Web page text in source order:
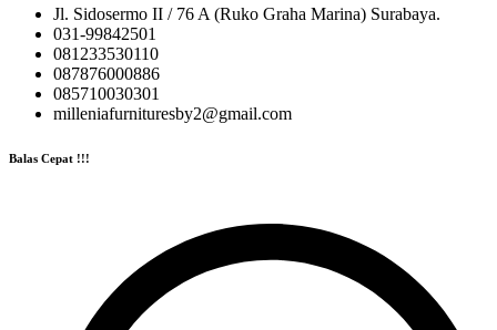
Jl. Sidosermo II / 76 A (Ruko Graha Marina) Surabaya.
031-99842501
081233530110
087876000886
085710030301
milleniafurnituresby2@gmail.com
Balas Cepat !!!